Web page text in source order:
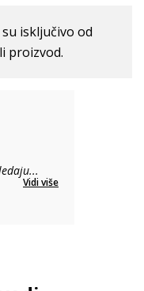
isključivo od
proizvod.
...
Vidi više